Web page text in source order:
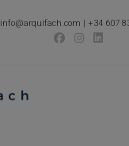
info@arquifach.com | +34 607